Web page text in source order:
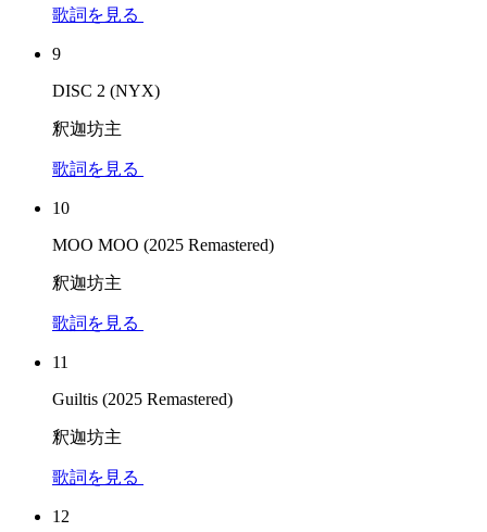
歌詞を見る
9
DISC 2 (NYX)
釈迦坊主
歌詞を見る
10
MOO MOO (2025 Remastered)
釈迦坊主
歌詞を見る
11
Guiltis (2025 Remastered)
釈迦坊主
歌詞を見る
12